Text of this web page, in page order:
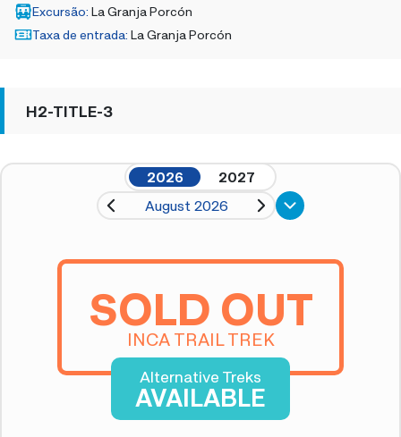
Excursão: La Granja Porcón
Taxa de entrada: La Granja Porcón
H2-TITLE-3
2026
2027
August 2026
SOLD OUT
INCA TRAIL TREK
Alternative Treks
AVAILABLE